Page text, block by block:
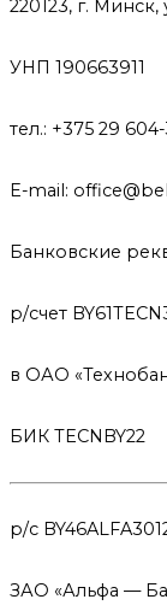
220123, г.
УНП 190663911
тел.: +375 29
E-mail:
Банковские
р/счет
в ОАО
БИК TECNBY22
р/с
ЗАО «Альфа —